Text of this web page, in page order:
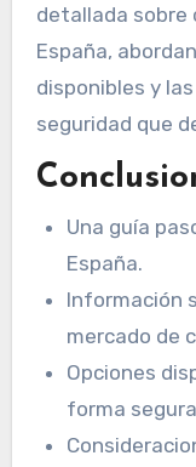
detallada sobre
España,
disponibles y
seguridad que
Una guía
España.
Información
mercado de
Opciones
forma